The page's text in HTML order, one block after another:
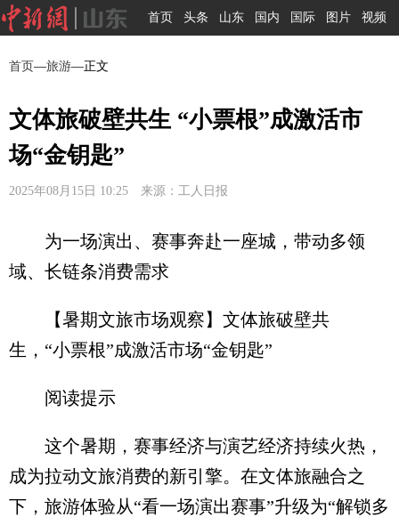
首页 头条 山东 国内 国际 图片 视频
首页—旅游—正文
文体旅破壁共生 “小票根”成激活市
场“金钥匙”
2025年08月15日 10:25 来源：工人日报
为一场演出、赛事奔赴一座城，带动多领
域、长链条消费需求
【暑期文旅市场观察】文体旅破壁共
生，“小票根”成激活市场“金钥匙”
阅读提示
这个暑期，赛事经济与演艺经济持续火热，
成为拉动文旅消费的新引擎。在文体旅融合之
下，旅游体验从“看一场演出赛事”升级为“解锁多